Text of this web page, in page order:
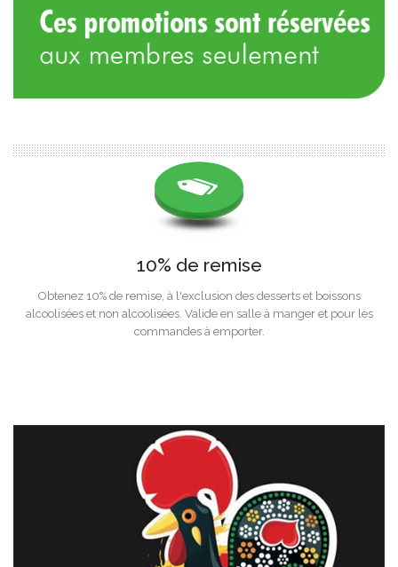
10% de remise
Obtenez 10% de remise, à l'exclusion des desserts et boissons
alcoolisées et non alcoolisées. Valide en salle à manger et pour les
commandes à emporter.